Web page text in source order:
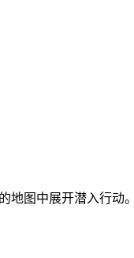
图中展开潜入行